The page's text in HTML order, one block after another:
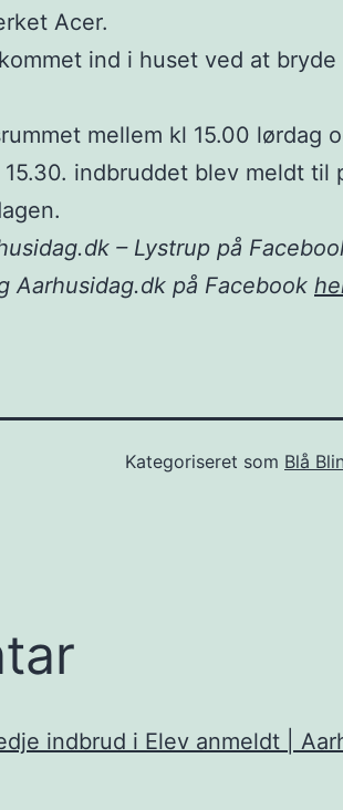
Acer.
ind i huset ved at bryde
mellem kl 15.00 lørdag
indbruddet blev meldt til
– Lystrup på
Aarhusidag.dk på Facebook
Kategoriseret som Blå
indbrud i Elev anmeldt |